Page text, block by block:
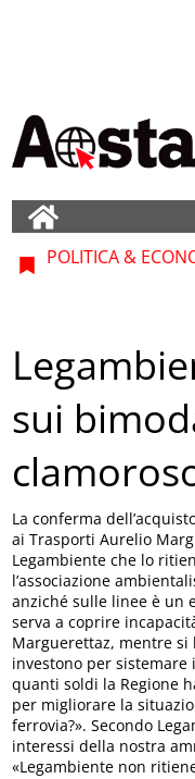
POLITICA &
sui
La conferma
ai Trasporti Aurelio
Legambiente che lo
l’associazione
anziché sulle linee è un
serva a coprire
Marguerettaz, mentre si
investono per sistemare
quanti soldi la Regione
per migliorare la
ferrovia?». Secondo
interessi della nostra
«Legambiente non